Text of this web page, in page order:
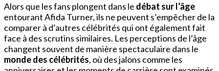
Alors que les fans plongent dans le débat sur l’âge
entourant Afida Turner, ils ne peuvent s’empêcher de la
comparer à d’autres célébrités qui ont également fait
face à des scrutins similaires. Les perceptions de l’âge
changent souvent de manière spectaculaire dans le
monde des célébrités, où des jalons comme les